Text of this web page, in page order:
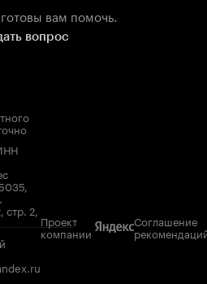
вам помочь.
вопрос
стр. 2,
Проект
компании
Соглашение